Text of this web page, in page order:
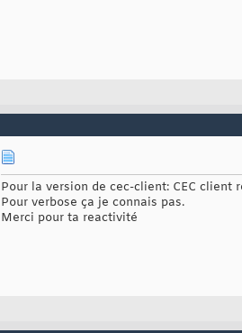
Pour la version de cec-client: CEC client
Pour verbose ça je connais pas.
Merci pour ta reactivité